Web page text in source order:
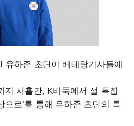
유하준 초단이 베테랑기사들에
지 사흘간, K바둑에서 설 특집
으로’를 통해 유하준 초단의 특